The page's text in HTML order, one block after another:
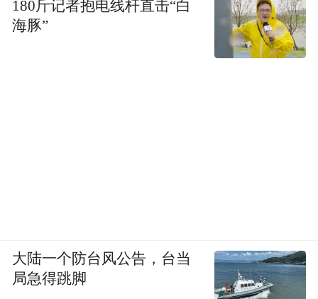
180斤记者抱电线杆直击“白
海豚”
大陆一个防台风公告，台当
局急得跳脚